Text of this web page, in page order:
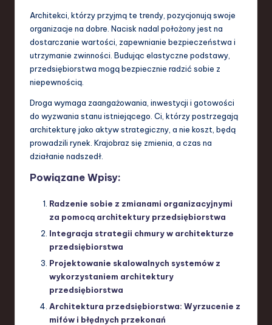
Architekci, którzy przyjmą te trendy, pozycjonują swoje
organizacje na dobre. Nacisk nadal położony jest na
dostarczanie wartości, zapewnianie bezpieczeństwa i
utrzymanie zwinności. Budując elastyczne podstawy,
przedsiębiorstwa mogą bezpiecznie radzić sobie z
niepewnością.
Droga wymaga zaangażowania, inwestycji i gotowości
do wyzwania stanu istniejącego. Ci, którzy postrzegają
architekturę jako aktyw strategiczny, a nie koszt, będą
prowadzili rynek. Krajobraz się zmienia, a czas na
działanie nadszedł.
Powiązane Wpisy:
Radzenie sobie z zmianami organizacyjnymi
za pomocą architektury przedsiębiorstwa
Integracja strategii chmury w architekturze
przedsiębiorstwa
Projektowanie skalowalnych systemów z
wykorzystaniem architektury
przedsiębiorstwa
Architektura przedsiębiorstwa: Wyrzucenie z
mifów i błędnych przekonań